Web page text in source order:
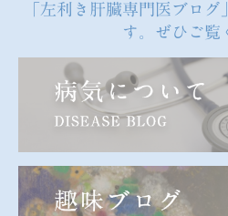
「左利き肝臓専門医ブロ
す。ぜひご覧